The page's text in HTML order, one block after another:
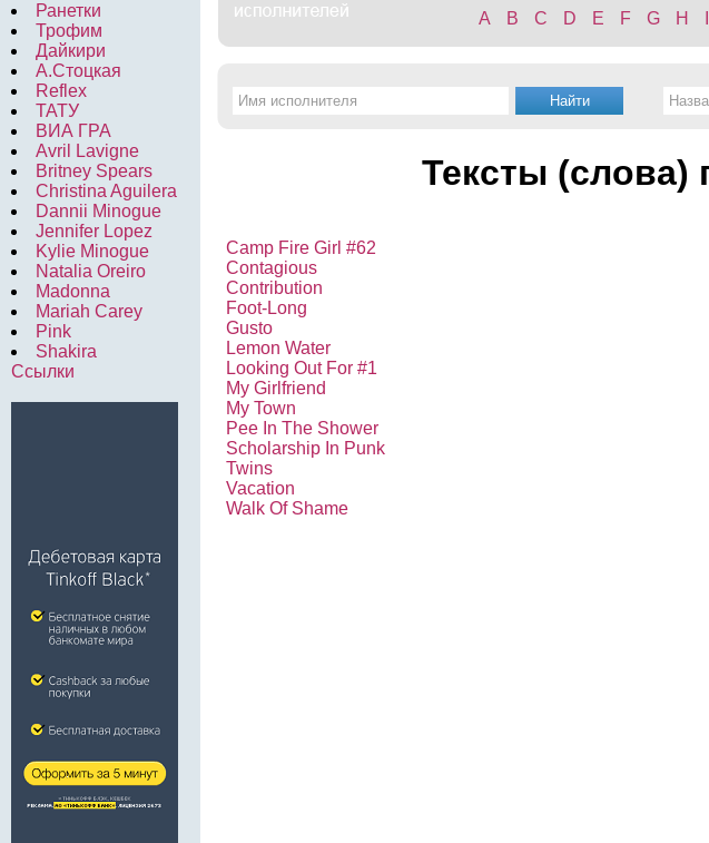
Ранетки
Трофим
Дайкири
А.Стоцкая
Reflex
ТАТУ
ВИА ГРА
Avril Lavigne
Britney Spears
Christina Aguilera
Dannii Minogue
Jennifer Lopez
Kylie Minogue
Natalia Oreiro
Madonna
Mariah Carey
Pink
Shakira
Ссылки
A
B C D E F G H
Тексты (слова)
Camp Fire Girl #62
Contagious
Contribution
Foot-Long
Gusto
Lemon Water
Looking Out For #1
My Girlfriend
My Town
Pee In The Shower
Scholarship In Punk
Twins
Vacation
Walk Of Shame